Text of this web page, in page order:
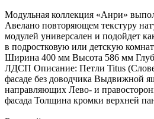
Модульная коллекция «Анри»
Авелано повторяющем текстуру
модулей универсален и подойдет
в подростковую или детскую
Ширина 400 мм Высота 586 мм
ЛДСП Описание: Петли Titus
фасаде без доводчика Выдвижной
направляющих Лево- и
фасада Толщина кромки верхней